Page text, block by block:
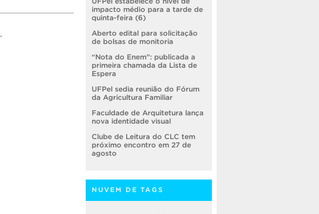
.
impacto médio para a tarde de
quinta-feira (6)
Aberto edital para solicitação
de bolsas de monitoria
“Nota do Enem”: publicada a
primeira chamada da Lista de
Espera
UFPel sedia reunião do Fórum
da Agricultura Familiar
Faculdade de Arquitetura lança
nova identidade visual
Clube de Leitura do CLC tem
próximo encontro em 27 de
agosto
NUVEM DE TAGS